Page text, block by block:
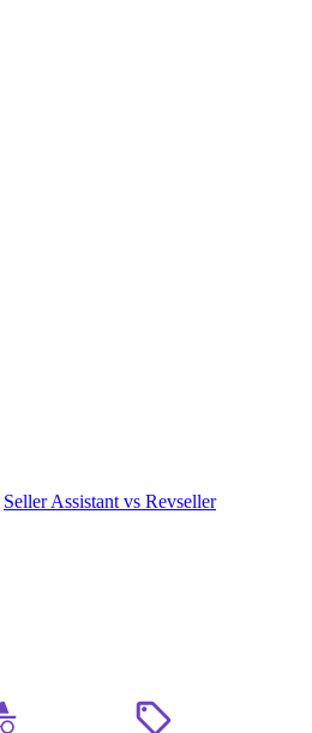
Seller Assistant vs Revseller